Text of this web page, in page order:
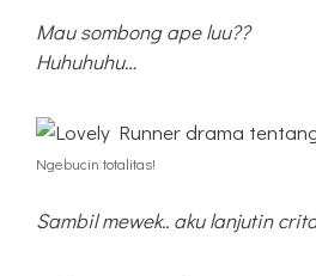
Mau sombong ape luu??
Huhuhuhu…
Ngebucin totalitas!
Sambil mewek.. aku lanjutin